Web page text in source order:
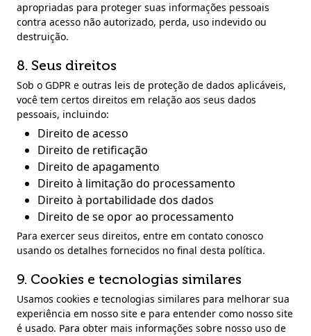
apropriadas para proteger suas informações pessoais
contra acesso não autorizado, perda, uso indevido ou
destruição.
8. Seus direitos
Sob o GDPR e outras leis de proteção de dados aplicáveis,
você tem certos direitos em relação aos seus dados
pessoais, incluindo:
Direito de acesso
Direito de retificação
Direito de apagamento
Direito à limitação do processamento
Direito à portabilidade dos dados
Direito de se opor ao processamento
Para exercer seus direitos, entre em contato conosco
usando os detalhes fornecidos no final desta política.
9. Cookies e tecnologias similares
Usamos cookies e tecnologias similares para melhorar sua
experiência em nosso site e para entender como nosso site
é usado. Para obter mais informações sobre nosso uso de